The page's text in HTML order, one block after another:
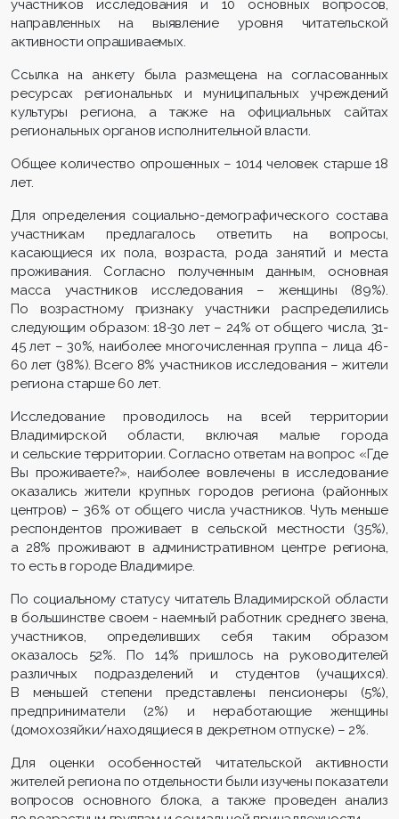
участников исследования и 10 основных вопросов,
направленных на выявление уровня читательской
активности опрашиваемых.
Ссылка на анкету была размещена на согласованных
ресурсах региональных и муниципальных учреждений
культуры региона, а также на официальных сайтах
региональных органов исполнительной власти.
Общее количество опрошенных – 1014 человек старше 18
лет.
Для определения социально-демографического состава
участникам предлагалось ответить на вопросы,
касающиеся их пола, возраста, рода занятий и места
проживания. Согласно полученным данным, основная
масса участников исследования – женщины (89%).
По возрастному признаку участники распределились
следующим образом: 18-30 лет – 24% от общего числа, 31-
45 лет – 30%, наиболее многочисленная группа – лица 46-
60 лет (38%). Всего 8% участников исследования – жители
региона старше 60 лет.
Исследование проводилось на всей территории
Владимирской области, включая малые города
и сельские территории. Согласно ответам на вопрос «Где
Вы проживаете?», наиболее вовлечены в исследование
оказались жители крупных городов региона (районных
центров) – 36% от общего числа участников. Чуть меньше
респондентов проживает в сельской местности (35%),
а 28% проживают в административном центре региона,
то есть в городе Владимире.
По социальному статусу читатель Владимирской области
в большинстве своем - наемный работник среднего звена,
участников, определивших себя таким образом
оказалось 52%. По 14% пришлось на руководителей
различных подразделений и студентов (учащихся).
В меньшей степени представлены пенсионеры (5%),
предприниматели (2%) и неработающие женщины
(домохозяйки/находящиеся в декретном отпуске) – 2%.
Для оценки особенностей читательской активности
жителей региона по отдельности были изучены показатели
вопросов основного блока, а также проведен анализ